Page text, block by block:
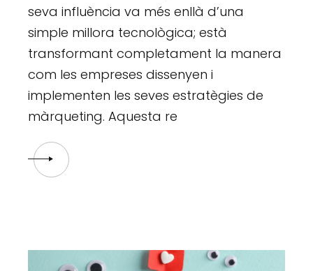
seva influència va més enllà d’una
simple millora tecnològica; està
transformant completament la manera
com les empreses dissenyen i
implementen les seves estratègies de
màrqueting. Aquesta re